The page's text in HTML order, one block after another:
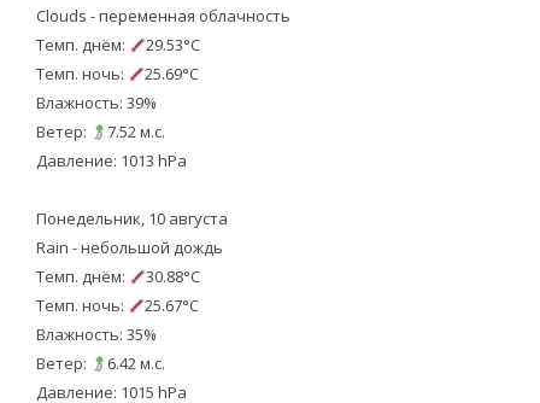
Clouds - переменная облачность
Темп. днём:
29.53°C
Темп. ночь:
25.69°C
Влажность: 39%
Ветер:
7.52 м.с.
Давление: 1013 hPa
Понедельник, 10 августа
Rain - небольшой дождь
Темп. днём:
30.88°C
Темп. ночь:
25.67°C
Влажность: 35%
Ветер:
6.42 м.с.
Давление: 1015 hPa